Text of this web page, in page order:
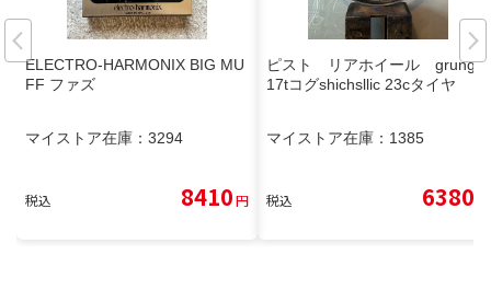
ELECTRO-HARMONIX BIG MU
FF ファズ
マイストア在庫： 3294
税込 8410円
ピスト リアホイール grunge
17tコグshichsllic 23cタイヤ
マイストア在庫： 1385
税込 6380